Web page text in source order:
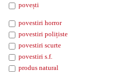
povești
povestiri horror
povestiri polițiste
povestiri scurte
povestiri s.f.
produs natural